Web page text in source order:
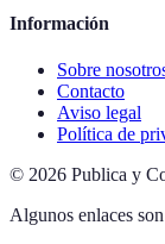
Información
Sobre
Contacto
Aviso legal
Política de
© 2026 Publica y
Algunos enlaces